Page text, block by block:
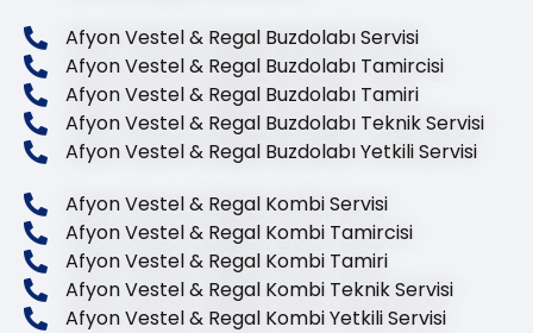
Afyon Vestel & Regal Buzdolabı Servisi
Afyon Vestel & Regal Buzdolabı Tamircisi
Afyon Vestel & Regal Buzdolabı Tamiri
Afyon Vestel & Regal Buzdolabı Teknik Servisi
Afyon Vestel & Regal Buzdolabı Yetkili Servisi
Afyon Vestel & Regal Kombi Servisi
Afyon Vestel & Regal Kombi Tamircisi
Afyon Vestel & Regal Kombi Tamiri
Afyon Vestel & Regal Kombi Teknik Servisi
Afyon Vestel & Regal Kombi Yetkili Servisi